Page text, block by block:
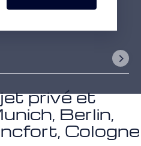
privé et
Berlin,
Cologne